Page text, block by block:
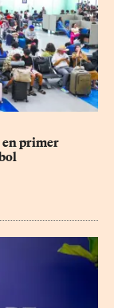
en primer